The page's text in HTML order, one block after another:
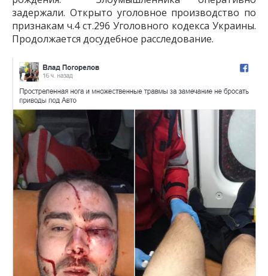
задержали. Открыто уголовное производство по
признакам ч.4 ст.296 Уголовного кодекса Украины.
Продолжается досудебное расследование.